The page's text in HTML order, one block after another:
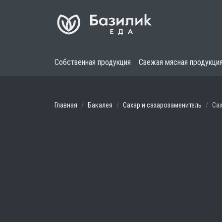
Собственная продукция Свежая мясная продукция
Главная Бакалея Сахар и сахарозаменитель